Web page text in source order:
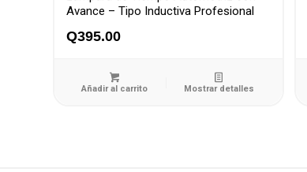
Avance – Tipo Inductiva Profesional
Q395.00
Añadir al carrito Mostrar detalles